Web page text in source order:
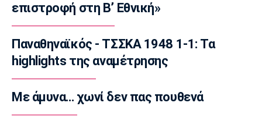
23:16
Γ Εθνική
«Πακέτο» στον Απόλλωνα Σμύρνης
23:05
Λεβαδειακός - Παναιτωλικός 1-0: Φιλική νίκη
οι Βοιωτοί επί των «καναρινιών»
22:50
επιστροφή στη Β’ Εθνική»
Παναθηναϊκός - ΤΣΣΚΑ 1948 1-1: Τα
highlights της αναμέτρησης
Με άμυνα… χωνί δεν πας πουθενά